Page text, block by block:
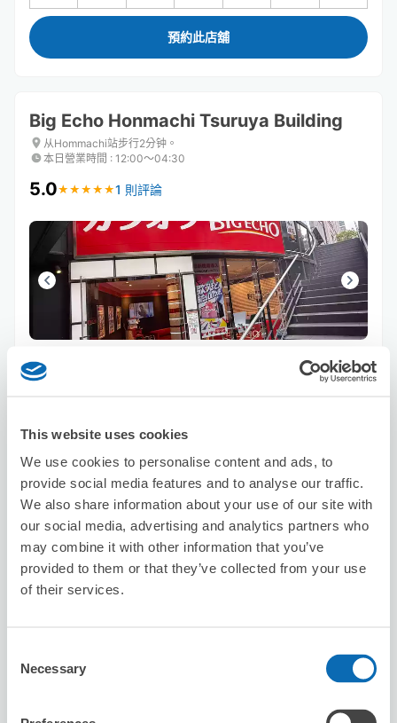
This website uses cookies
We use cookies to personalise content and ads, to
provide social media features and to analyse our traffic.
We also share information about your use of our site with
our social media, advertising and analytics partners who
may combine it with other information that you’ve
provided to them or that they’ve collected from your use
of their services.
Selection
Necessary
預約此店舖
Big Echo Honmachi Tsuruya Building
从Hommachi站步行2分钟。
本日營業時間 : 12:00〜04:30
5.0★ ★ ★ ★ ★
★ ★ ★ ★ ★1 則評論
行李箱尺寸
預約此店舖
Seven-Eleven Osaka Kobaicho
从Ōsakatemmangū站步行2分钟。